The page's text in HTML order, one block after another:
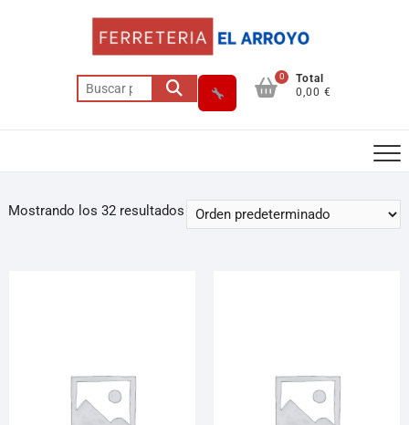
0
Total
0,00 €
Mostrando los 32 resultados
Asesor El Arroyo
En línea · responde en segundos